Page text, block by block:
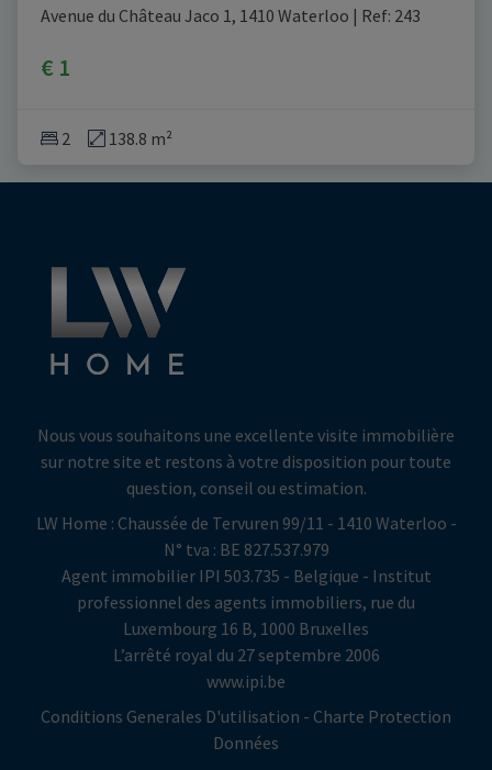
Avenue du Château Jaco 1, 1410 Waterloo | Ref: 243
€ 1
2 138.8 m²
Nous vous souhaitons une excellente visite immobilière
sur notre site et restons à votre disposition pour toute
question, conseil ou estimation.
LW Home : Chaussée de Tervuren 99/11 - 1410 Waterloo -
N° tva : BE 827.537.979
Agent immobilier IPI 503.735 - Belgique - Institut
professionnel des agents immobiliers, rue du
Luxembourg 16 B, 1000 Bruxelles
L’arrêté royal du 27 septembre 2006
www.ipi.be
Conditions Generales D'utilisation - Charte Protection
Données